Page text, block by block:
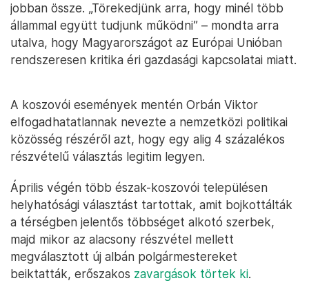
jobban össze. „Törekedjünk arra, hogy minél több
állammal együtt tudjunk működni” – mondta arra
utalva, hogy Magyarországot az Európai Unióban
rendszeresen kritika éri gazdasági kapcsolatai miatt.
A koszovói események mentén Orbán Viktor
elfogadhatatlannak nevezte a nemzetközi politikai
közösség részéről azt, hogy egy alig 4 százalékos
részvételű választás legitim legyen.
Április végén több észak-koszovói településen
helyhatósági választást tartottak, amit bojkottálták
a térségben jelentős többséget alkotó szerbek,
majd mikor az alacsony részvétel mellett
megválasztott új albán polgármestereket
beiktatták, erőszakos zavargások törtek ki.